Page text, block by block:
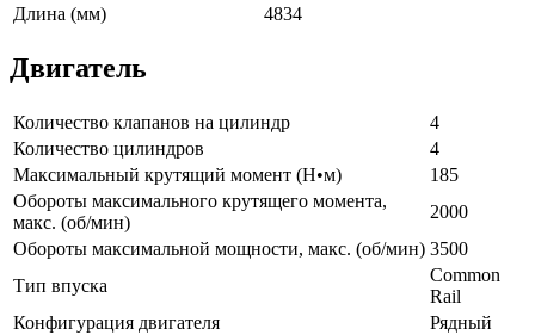
Длина (мм)
4834
Двигатель
Количество клапанов на цилиндр
4
Количество цилиндров
4
Максимальный крутящий момент (Н•м)
185
Обороты максимального крутящего момента,
макс. (об/мин)
2000
Обороты максимальной мощности, макс. (об/мин) 3500
Тип впуска
Common
Rail
Конфигурация двигателя
Рядный